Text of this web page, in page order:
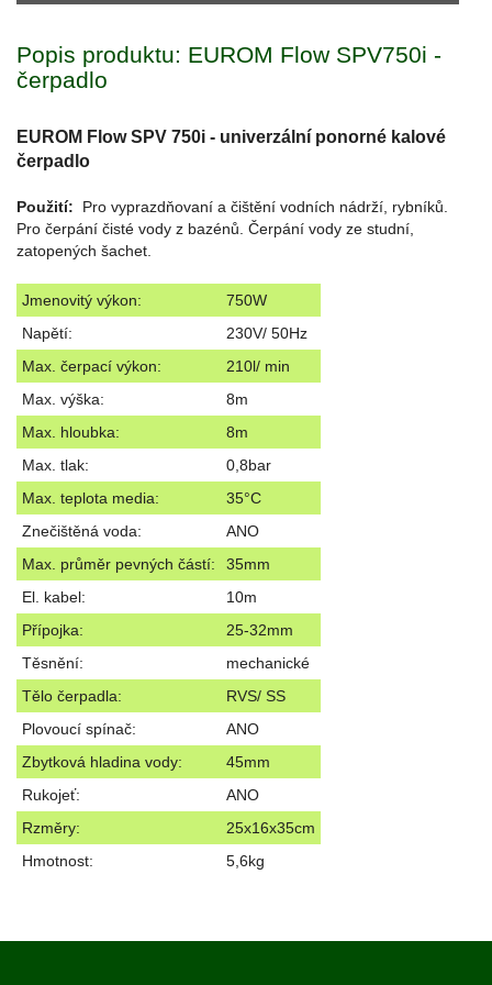
Popis produktu: EUROM Flow SPV750i -
čerpadlo
EUROM Flow SPV 750i - univerzální ponorné kalové
čerpadlo
Použití: Pro vyprazdňovaní a čištění vodních nádrží, rybníků.
Pro čerpání čisté vody z bazénů. Čerpání vody ze studní,
zatopených šachet.
Jmenovitý výkon:
750W
Napětí:
230V/ 50Hz
Max. čerpací výkon:
210l/ min
Max. výška:
8m
Max. hloubka:
8m
Max. tlak:
0,8bar
Max. teplota media:
35°C
Znečištěná voda:
ANO
Max. průměr pevných částí:
35mm
El. kabel:
10m
Přípojka:
25-32mm
Těsnění:
mechanické
Tělo čerpadla:
RVS/ SS
Plovoucí spínač:
ANO
Zbytková hladina vody:
45mm
Rukojeť:
ANO
Rzměry:
25x16x35cm
Hmotnost:
5,6kg